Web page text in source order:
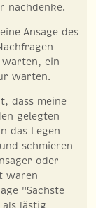
nachdenke.
Ansage des
warten, ein
warten.
dass meine
gelegten
das Legen
schmieren
oder
waren
"Sachste
lästig